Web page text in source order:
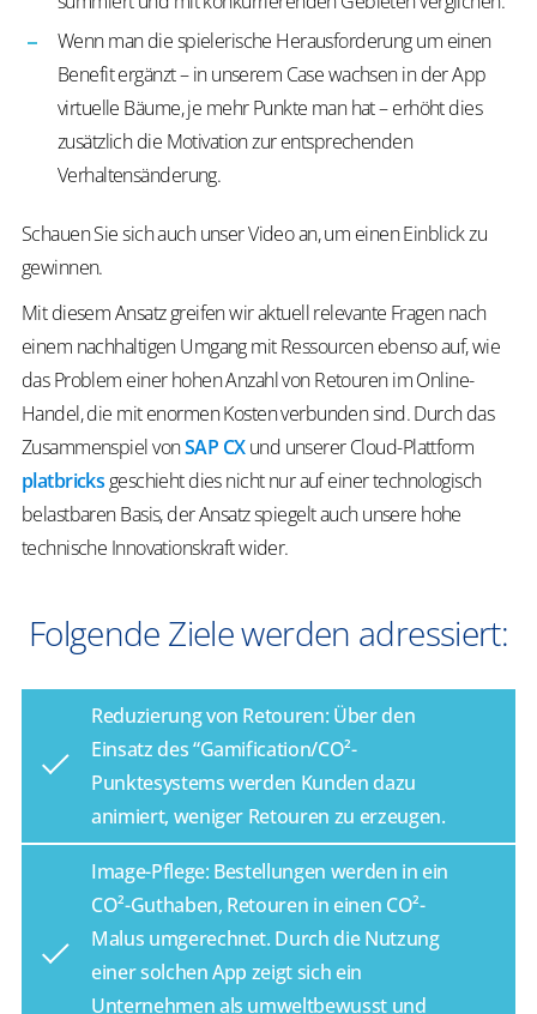
Wenn man die spielerische Herausforderung um einen
Benefit ergänzt – in unserem Case wachsen in der App
virtuelle Bäume, je mehr Punkte man hat – erhöht dies
zusätzlich die Motivation zur entsprechenden
Verhaltensänderung.
Schauen Sie sich auch unser Video an, um einen Einblick zu
gewinnen.
Mit diesem Ansatz greifen wir aktuell relevante Fragen nach
einem nachhaltigen Umgang mit Ressourcen ebenso auf, wie
das Problem einer hohen Anzahl von Retouren im Online-
Handel, die mit enormen Kosten verbunden sind. Durch das
Zusammenspiel vonSAP CXund unserer Cloud-Plattform
platbricks geschieht dies nicht nur auf einer technologisch
belastbaren Basis, der Ansatz spiegelt auch unsere hohe
technische Innovationskraft wider.
Folgende Ziele werden adressiert:
Reduzierung von Retouren: Über den
Einsatz des “Gamification/CO²-
Punktesystems werden Kunden dazu
animiert, weniger Retouren zu erzeugen.
Image-Pflege: Bestellungen werden in ein
CO²-Guthaben, Retouren in einen CO²-
Malus umgerechnet. Durch die Nutzung
einer solchen App zeigt sich ein
Unternehmen als umweltbewusst und